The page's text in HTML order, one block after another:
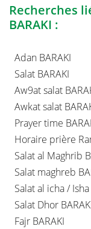
Recherches
BARAKI :
Adan BARAKI
Salat BARAKI
Aw9at salat
Awkat salat
Prayer time
Horaire prière
Salat al Maghrib
Salat maghreb
Salat al icha / Isha
Salat Dhor
Fajr BARAKI